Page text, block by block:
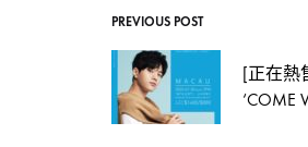
入
圍
Post
navigation
PREVIOUS POST
[正在熱
‘COME